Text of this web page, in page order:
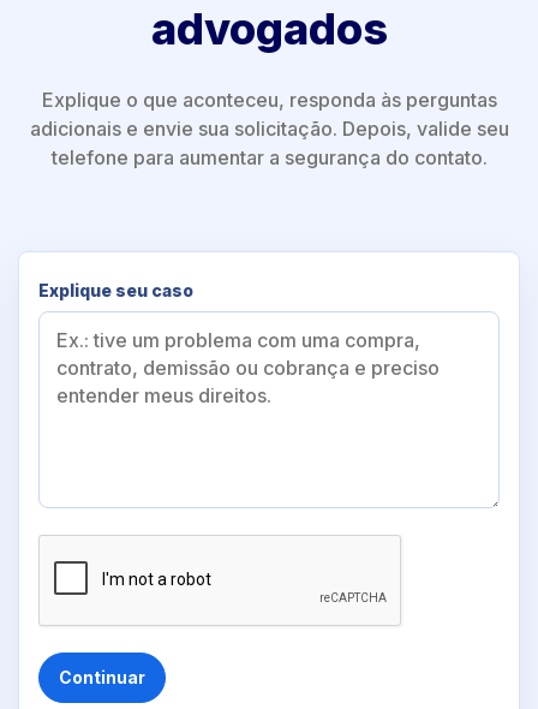
advogados
Explique o que aconteceu, responda às perguntas
adicionais e envie sua solicitação. Depois, valide seu
telefone para aumentar a segurança do contato.
Explique seu caso
Continuar